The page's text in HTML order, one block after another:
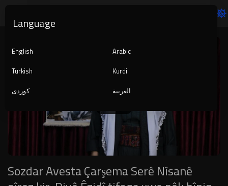
Player
Sozdar Avesta Çarşema Serê Nîsanê
Language
English
Arabic
Turkish
Kurdi
کوردی
العربية